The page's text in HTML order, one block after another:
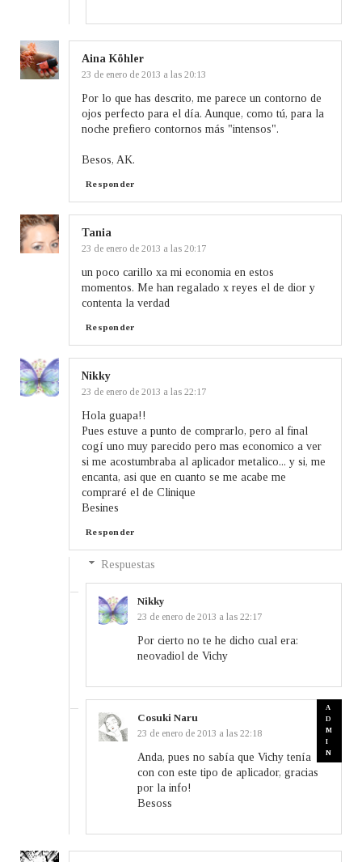
Aina Köhler
23 de enero de 2013 a las 20:13
Por lo que has descrito, me parece un contorno de
ojos perfecto para el día. Aunque, como tú, para la
noche prefiero contornos más "intensos".
Besos, AK.
Responder
Tania
23 de enero de 2013 a las 20:17
un poco carillo xa mi economia en estos
momentos. Me han regalado x reyes el de dior y
contenta la verdad
Responder
Nikky
23 de enero de 2013 a las 22:17
Hola guapa!!
Pues estuve a punto de comprarlo, pero al final
cogí uno muy parecido pero mas economico a ver
si me acostumbraba al aplicador metalico... y si, me
encanta, asi que en cuanto se me acabe me
compraré el de Clinique
Besines
Responder
Respuestas
Nikky
23 de enero de 2013 a las 22:17
Por cierto no te he dicho cual era:
neovadiol de Vichy
Cosuki Naru
23 de enero de 2013 a las 22:18
Anda, pues no sabía que Vichy tenía
con con este tipo de aplicador, gracias
por la info!
Besoss